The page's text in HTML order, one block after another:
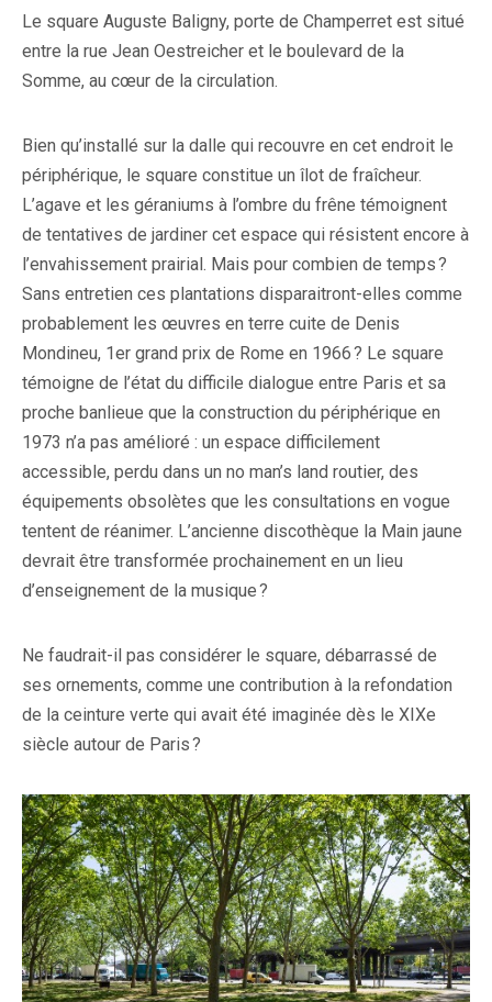
Le square Auguste Baligny, porte de Champerret est situé
entre la rue Jean Oestreicher et le boulevard de la
Somme, au cœur de la circulation.
Bien qu’installé sur la dalle qui recouvre en cet endroit le
périphérique, le square constitue un îlot de fraîcheur.
L’agave et les géraniums à l’ombre du frêne témoignent
de tentatives de jardiner cet espace qui résistent encore à
l’envahissement prairial. Mais pour combien de temps ?
Sans entretien ces plantations disparaitront-elles comme
probablement les œuvres en terre cuite de Denis
Mondineu, 1er grand prix de Rome en 1966 ? Le square
témoigne de l’état du difficile dialogue entre Paris et sa
proche banlieue que la construction du périphérique en
1973 n’a pas amélioré : un espace difficilement
accessible, perdu dans un no man’s land routier, des
équipements obsolètes que les consultations en vogue
tentent de réanimer. L’ancienne discothèque la Main jaune
devrait être transformée prochainement en un lieu
d’enseignement de la musique ?
Ne faudrait-il pas considérer le square, débarrassé de
ses ornements, comme une contribution à la refondation
de la ceinture verte qui avait été imaginée dès le XIXe
siècle autour de Paris ?